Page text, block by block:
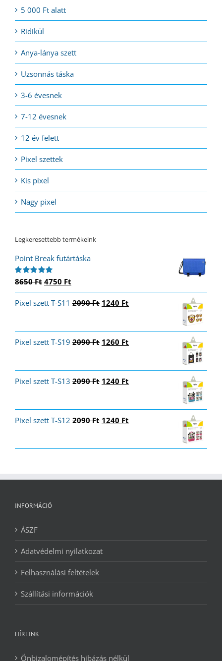
5 000 Ft alatt
Ridikül
Anya-lánya szett
Uzsonnás táska
3-6 évesnek
7-12 évesnek
12 év felett
Pixel szettek
Kis pixel
Nagy pixel
Legkeresettebb termékeink
Point Break futártáska
Értékelés:
8650Ft Original
price
was:
4750 Ft
price
is:
Pixel szett T-S11 2090Ft Original
1240 Ft
Pixel szett T-S19 2090Ft Original
1260 Ft
Pixel szett T-S13 2090Ft Original
1240 Ft
Pixel szett T-S12 2090Ft Original
1240 Ft
INFORMÁCIÓ
ÁSZF
Adatvédelmi nyilatkozat
Felhasználási feltételek
Szállítási információk
HÍREINK
Önbizalomépítés hibázás nélkül